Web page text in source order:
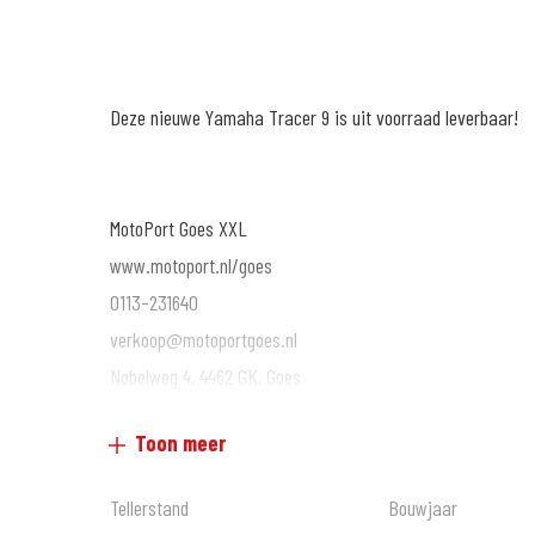
Deze nieuwe Yamaha Tracer 9 is uit voorraad leverbaar!
MotoPort Goes XXL
www.motoport.nl/goes
0113-231640
verkoop@motoportgoes.nl
Nobelweg 4, 4462 GK, Goes
Voor meer motoren en scooters (400 stuks) zie onze
Voor kwaliteit en betrouwbaarheid bent u al meer dan 65
Toon meer
Tellerstand
Bouwjaar